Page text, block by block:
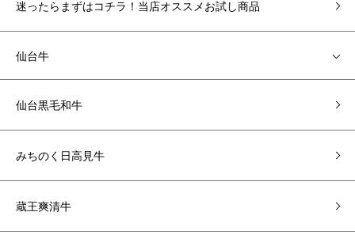
迷ったらまずはコチラ！当店オススメお試し商品
仙台牛
仙台黒毛和牛
みちのく日高見牛
蔵王爽清牛